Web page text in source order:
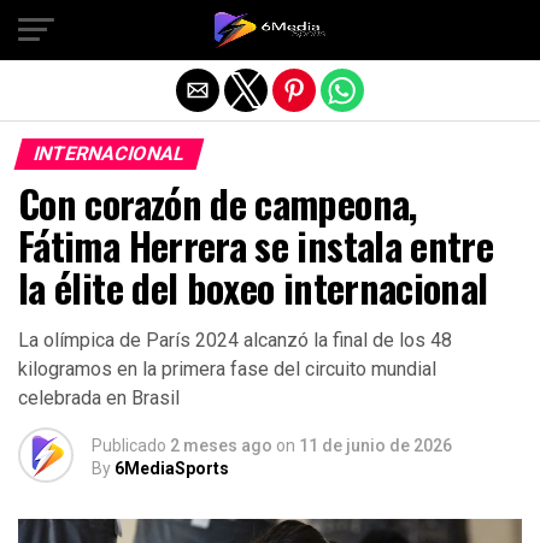
INTERNACIONAL
Con corazón de campeona,
Fátima Herrera se instala entre
la élite del boxeo internacional
La olímpica de París 2024 alcanzó la final de los 48
kilogramos en la primera fase del circuito mundial
celebrada en Brasil
Publicado 2 meses ago on 11 de junio de 2026
By 6MediaSports
Salir de la versión móvil